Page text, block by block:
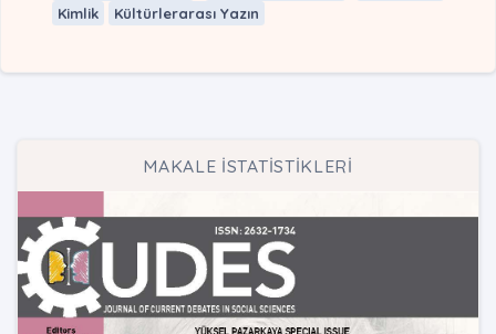
Kimlik
Kültürlerarası Yazın
MAKALE İSTATİSTİKLERİ